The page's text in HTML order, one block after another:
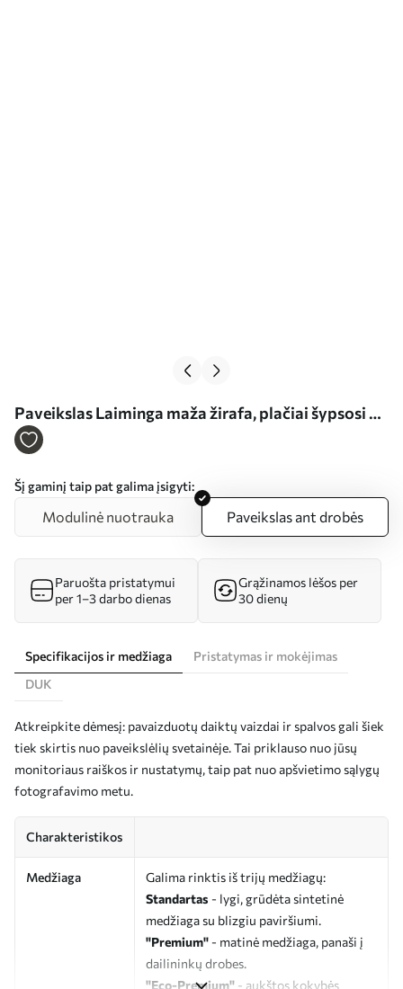
Paveikslas Laiminga maža žirafa, plačiai šypsosi Nr
s37920
Šį gaminį taip pat galima įsigyti:
Modulinė nuotrauka Paveikslas ant drobės
Paruošta pristatymui
per 1–3 darbo dienas
Grąžinamos lėšos per
30 dienų
Specifikacijos ir medžiaga
Pristatymas ir mokėjimas
DUK
Atkreipkite dėmesį: pavaizduotų daiktų vaizdai ir spalvos gali šiek
tiek skirtis nuo paveikslėlių svetainėje. Tai priklauso nuo jūsų
monitoriaus raiškos ir nustatymų, taip pat nuo apšvietimo sąlygų
fotografavimo metu.
Charakteristikos
Medžiaga
Galima rinktis iš trijų medžiagų:
Standartas - lygi, grūdėta sintetinė
medžiaga su blizgiu paviršiumi.
"Premium" - matinė medžiaga, panaši į
dailininkų drobes.
"Eco-Premium" - aukštos kokybės